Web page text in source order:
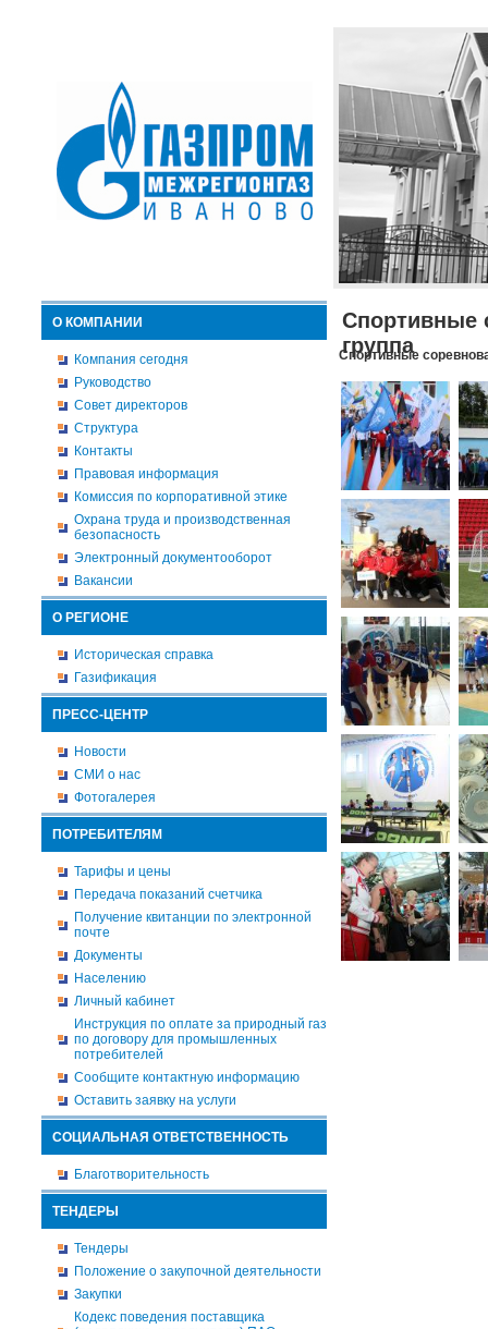
О КОМПАНИИ
Компания сегодня
Руководство
Совет директоров
Структура
Контакты
Правовая информация
Комиссия по корпоративной этике
Охрана труда и производственная
безопасность
Электронный документооборот
Вакансии
О РЕГИОНЕ
Историческая справка
Газификация
ПРЕСС-ЦЕНТР
Новости
СМИ о нас
Фотогалерея
ПОТРЕБИТЕЛЯМ
Тарифы и цены
Передача показаний счетчика
Получение квитанции по электронной
почте
Документы
Населению
Личный кабинет
Инструкция по оплате за природный газ
по договору для промышленных
потребителей
Сообщите контактную информацию
Оставить заявку на услуги
СОЦИАЛЬНАЯ ОТВЕТСТВЕННОСТЬ
Благотворительность
ТЕНДЕРЫ
Тендеры
Положение о закупочной деятельности
Закупки
Кодекс поведения поставщика
Спортивные
группа
Спортивные